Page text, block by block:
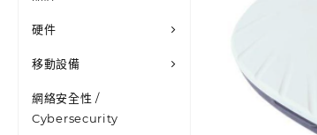
硬件
移動設備
網絡安全性 /
Cybersecurity